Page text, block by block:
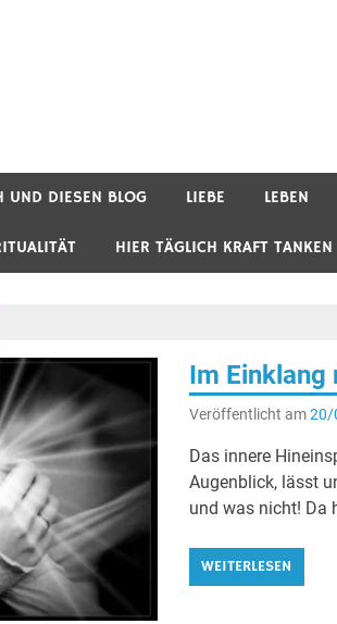
UND DIESEN BLOG LIEBE LEBEN
HIER TÄGLICH KRAFT TANKEN
Im Einklang
Veröffentlicht am20/
Das innere
Augenblick, lässt
und was nicht! Da
WEITERLESEN